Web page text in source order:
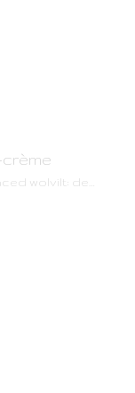
wolvilt: de…